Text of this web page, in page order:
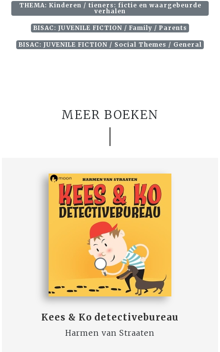
THEMA: Kinderen / tieners: fictie en waargebeurde
verhalen
BISAC: JUVENILE FICTION / Family / Parents
BISAC: JUVENILE FICTION / Social Themes / General
MEER BOEKEN
Kees & Ko detectivebureau
Harmen van Straaten